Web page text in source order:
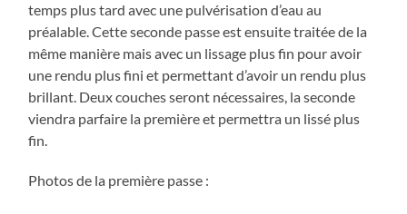
temps plus tard avec une pulvérisation d’eau au
préalable. Cette seconde passe est ensuite traitée de la
même manière mais avec un lissage plus fin pour avoir
une rendu plus fini et permettant d’avoir un rendu plus
brillant. Deux couches seront nécessaires, la seconde
viendra parfaire la première et permettra un lissé plus
fin.
Photos de la première passe :